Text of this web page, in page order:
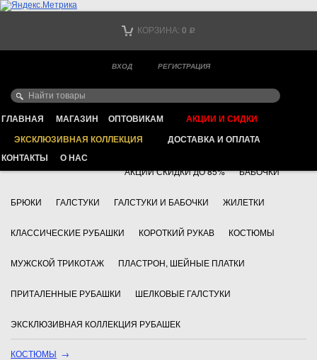
КОРЗИНА: 0 Р
ВХОД РЕГИСТРАЦИЯ
ГЛАВНАЯ МАГАЗИН ОПТОВИКАМ
АКЦИИ И СИДКИ
ЭКСКЛЮЗИВНАЯ КОЛЛЕКЦИЯ
ДОСТАВКА И ОПЛАТА
КОНТАКТЫ
О НАС
Ваш город -
ИНТЕРНЕТ МАГАЗИН КЛАССИЧЕСКОЙ МУЖСКОЙ ОДЕЖДЫ
+7 495 783 69 17 АКСЕССУАРЫ
АКЦИИ СКИДКИ ДО 85% БАБОЧКИ
БРЮКИ ГАЛСТУКИ ГАЛСТУКИ И БАБОЧКИ ЖИЛЕТКИ
КЛАССИЧЕСКИЕ РУБАШКИ КОРОТКИЙ РУКАВ КОСТЮМЫ
МУЖСКОЙ ТРИКОТАЖ ПЛАСТРОН, ШЕЙНЫЕ ПЛАТКИ
ПРИТАЛЕННЫЕ РУБАШКИ ШЕЛКОВЫЕ ГАЛСТУКИ
ЭКСКЛЮЗИВНАЯ КОЛЛЕКЦИЯ РУБАШЕК
КОСТЮМЫ →